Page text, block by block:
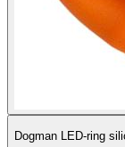
Dogman LED-ring